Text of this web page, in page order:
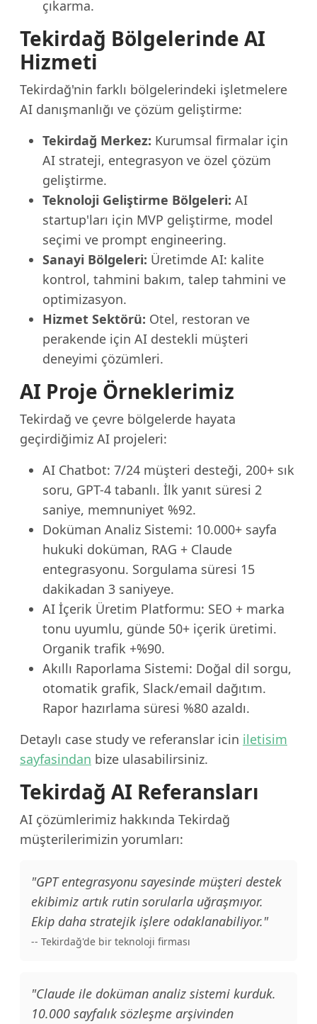
çıkarma.
Tekirdağ Bölgelerinde AI
Hizmeti
Tekirdağ'nin farklı bölgelerindeki işletmelere
AI danışmanlığı ve çözüm geliştirme:
Tekirdağ Merkez: Kurumsal firmalar için
AI strateji, entegrasyon ve özel çözüm
geliştirme.
Teknoloji Geliştirme Bölgeleri: AI
startup'ları için MVP geliştirme, model
seçimi ve prompt engineering.
Sanayi Bölgeleri: Üretimde AI: kalite
kontrol, tahmini bakım, talep tahmini ve
optimizasyon.
Hizmet Sektörü: Otel, restoran ve
perakende için AI destekli müşteri
deneyimi çözümleri.
AI Proje Örneklerimiz
Tekirdağ ve çevre bölgelerde hayata
geçirdiğimiz AI projeleri:
AI Chatbot: 7/24 müşteri desteği, 200+ sık
soru, GPT-4 tabanlı. İlk yanıt süresi 2
saniye, memnuniyet %92.
Doküman Analiz Sistemi: 10.000+ sayfa
hukuki doküman, RAG + Claude
entegrasyonu. Sorgulama süresi 15
dakikadan 3 saniyeye.
AI İçerik Üretim Platformu: SEO + marka
tonu uyumlu, günde 50+ içerik üretimi.
Organik trafik +%90.
Akıllı Raporlama Sistemi: Doğal dil sorgu,
otomatik grafik, Slack/email dağıtım.
Rapor hazırlama süresi %80 azaldı.
Detaylı case study ve referanslar icin iletisim
sayfasindan bize ulasabilirsiniz.
Tekirdağ AI Referansları
AI çözümlerimiz hakkında Tekirdağ
müşterilerimizin yorumları:
"GPT entegrasyonu sayesinde müşteri destek
ekibimiz artık rutin sorularla uğraşmıyor.
Ekip daha stratejik işlere odaklanabiliyor."
-- Tekirdağ'de bir teknoloji firması
"Claude ile doküman analiz sistemi kurduk.
10.000 sayfalık sözleşme arşivinden